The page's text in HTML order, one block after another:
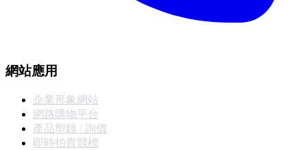
網站應用
企業形象網站
網路購物平台
產品型錄 / 詢價
即時拍賣競標